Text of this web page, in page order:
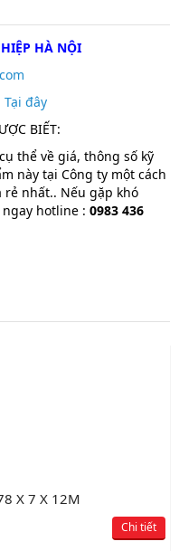
HÀ NỘI
Tại đây
BIẾT:
thể về giá, thông số kỹ
này tại Công ty một cách
nhất.. Nếu gặp khó
hotline : 0983 436
X 7 X 12M
Chi tiết